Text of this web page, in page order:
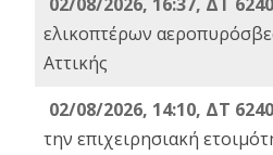
ελικοπτέρων
Αττικής
02/08/2026, 14:10, ΔΤ
την επιχειρησιακή